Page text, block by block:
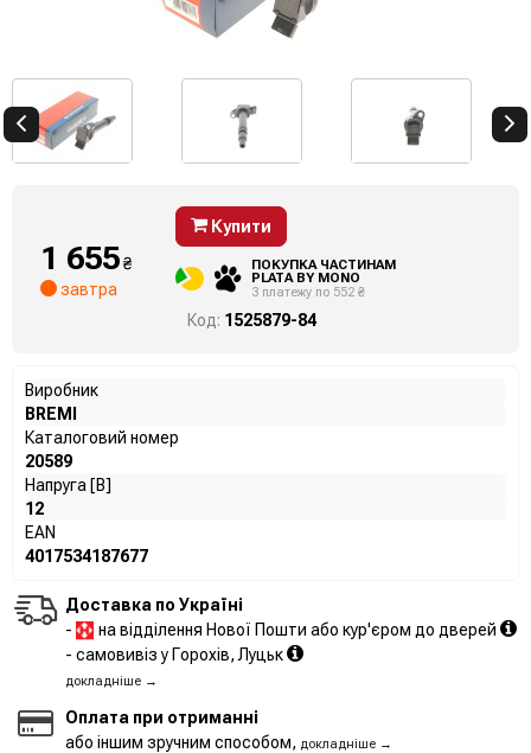
1 655₴
завтра
Купити
ПОКУПКА ЧАСТИНАМ
PLATA BY MONO
3 платежу по 552 ₴
Код: 1525879-84
Виробник
BREMI
Каталоговий номер
20589
Напруга [В]
12
EAN
4017534187677
Доставка по Україні
-
на відділення Нової Пошти або кур'єром до дверей
- самовивіз у Горохів, Луцьк
докладніше →
Оплата при отриманні
або іншим зручним способом, докладніше →